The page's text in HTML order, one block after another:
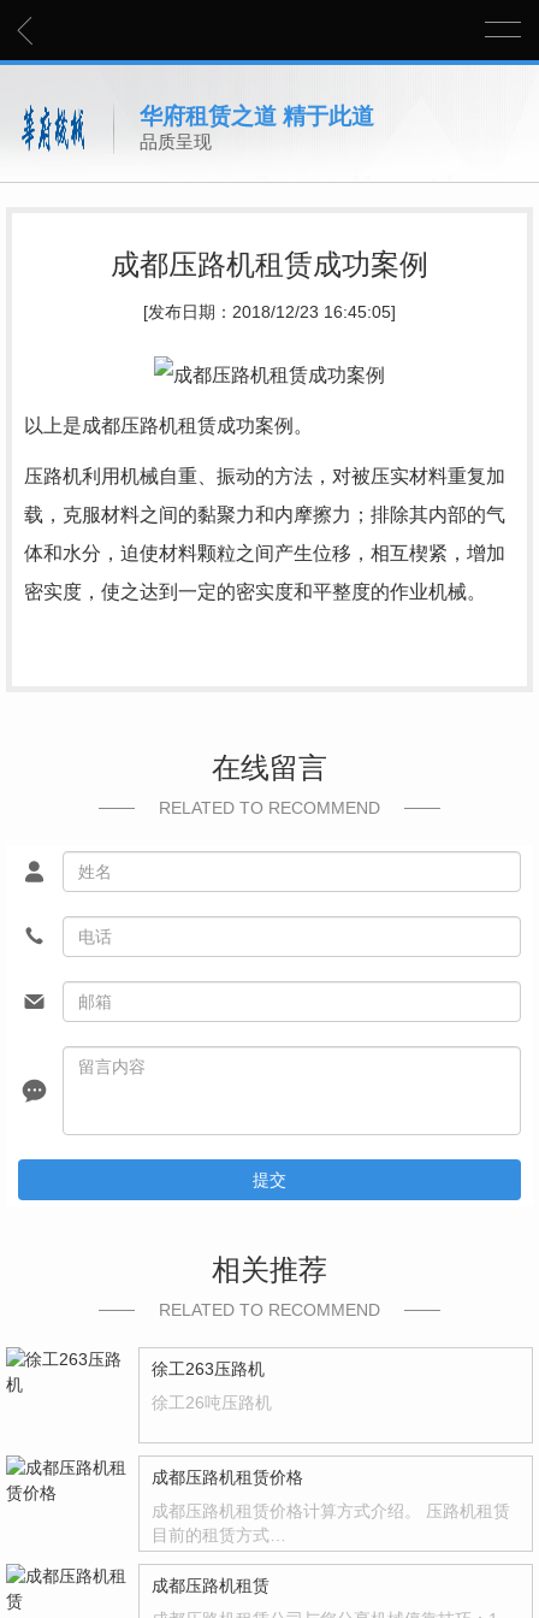
华府租赁之道 精于此道
品质呈现
成都压路机租赁成功案例
[发布日期：2018/12/23 16:45:05]
以上是成都压路机租赁成功案例。
压路机利用机械自重、振动的方法，对被压实材料重复加
载，克服材料之间的黏聚力和内摩擦力；排除其内部的气
体和水分，迫使材料颗粒之间产生位移，相互楔紧，增加
密实度，使之达到一定的密实度和平整度的作业机械。
在线留言
RELATED TO RECOMMEND
提交
相关推荐
RELATED TO RECOMMEND
徐工263压路机
徐工26吨压路机
成都压路机租赁价格
成都压路机租赁价格计算方式介绍。 压路机租赁
目前的租赁方式…
成都压路机租赁